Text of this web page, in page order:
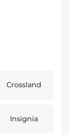
Crossland
Insignia